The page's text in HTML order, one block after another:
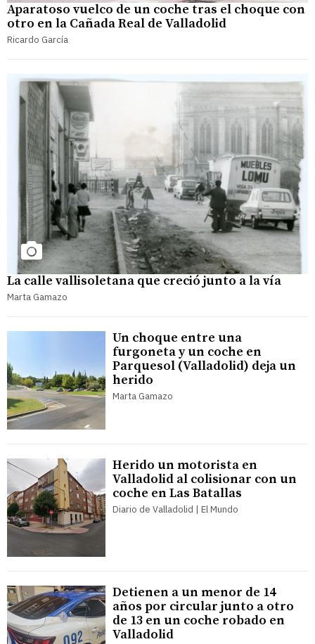
Aparatoso vuelco de un coche tras el choque con
otro en la Cañada Real de Valladolid
Ricardo García
La calle vallisoletana que creció junto a la vía
Marta Gamazo
Un choque entre una
furgoneta y un coche en
Parquesol (Valladolid) deja un
herido
Marta Gamazo
Herido un motorista en
Valladolid al colisionar con un
coche en Las Batallas
Diario de Valladolid | El Mundo
Detienen a un menor de 14
años por circular junto a otro
de 13 en un coche robado en
Valladolid